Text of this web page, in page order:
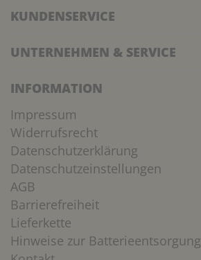
KUNDENSERVICE
UNTERNEHMEN & SERVICE
INFORMATION
Impressum
Widerrufsrecht
Datenschutzerklärung
Datenschutzeinstellungen
AGB
Barrierefreiheit
Lieferkette
Hinweise zur Batterieentsorgung